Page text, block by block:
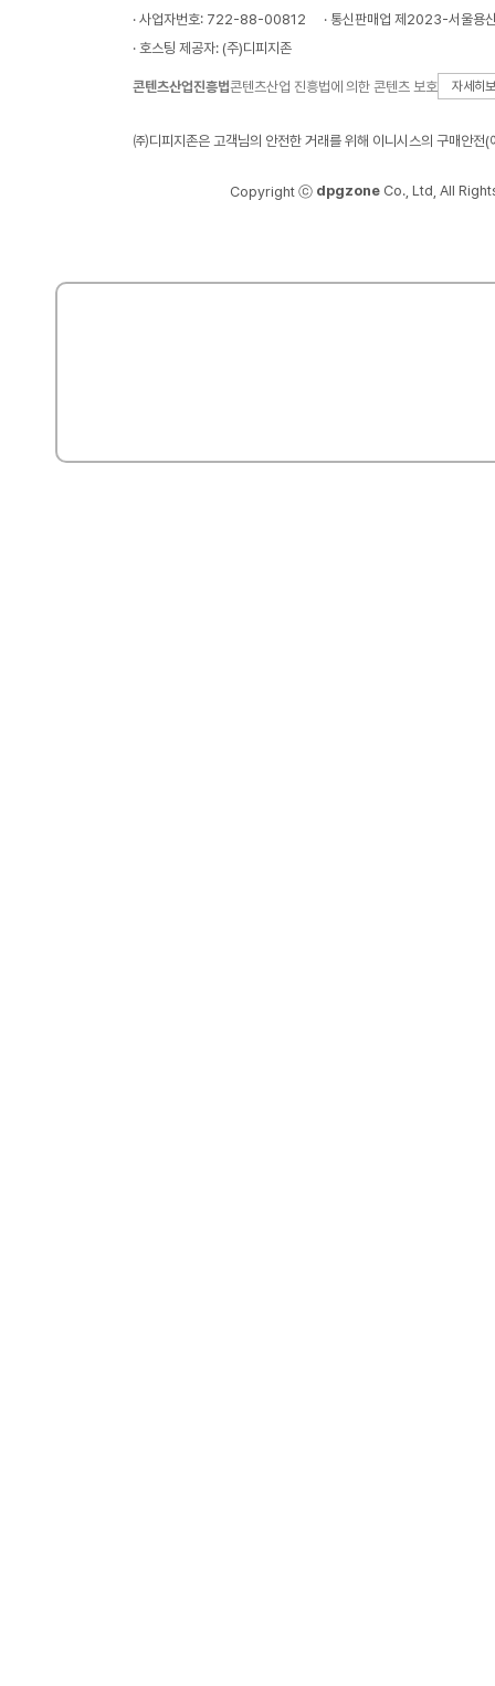
· 사업자번호: 722-88-00812
· 통신판매업 제2023-서울
· 호스팅 제공자: (주)디피지존
콘텐츠산업진흥법콘텐츠산업 진흥법에 의한 콘텐츠 보호 자세히
㈜디피지존은 고객님의 안전한 거래를 위해 이니시스의 구매안전
Copyright ⓒ dpgzone Co., Ltd, All